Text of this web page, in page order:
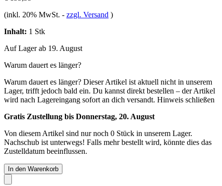
(inkl. 20% MwSt. - zzgl. Versand )
Inhalt: 1 Stk
Auf Lager ab 19. August
Warum dauert es länger?
Warum dauert es länger? Dieser Artikel ist aktuell nicht in unserem
Lager, trifft jedoch bald ein. Du kannst direkt bestellen – der Artikel
wird nach Lagereingang sofort an dich versandt. Hinweis schließen
Gratis Zustellung bis Donnerstag, 20. August
Von diesem Artikel sind nur noch 0 Stück in unserem Lager.
Nachschub ist unterwegs! Falls mehr bestellt wird, könnte dies das
Zustelldatum beeinflussen.
In den Warenkorb